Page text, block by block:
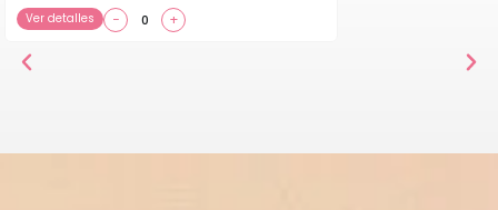
Ver detalles − +